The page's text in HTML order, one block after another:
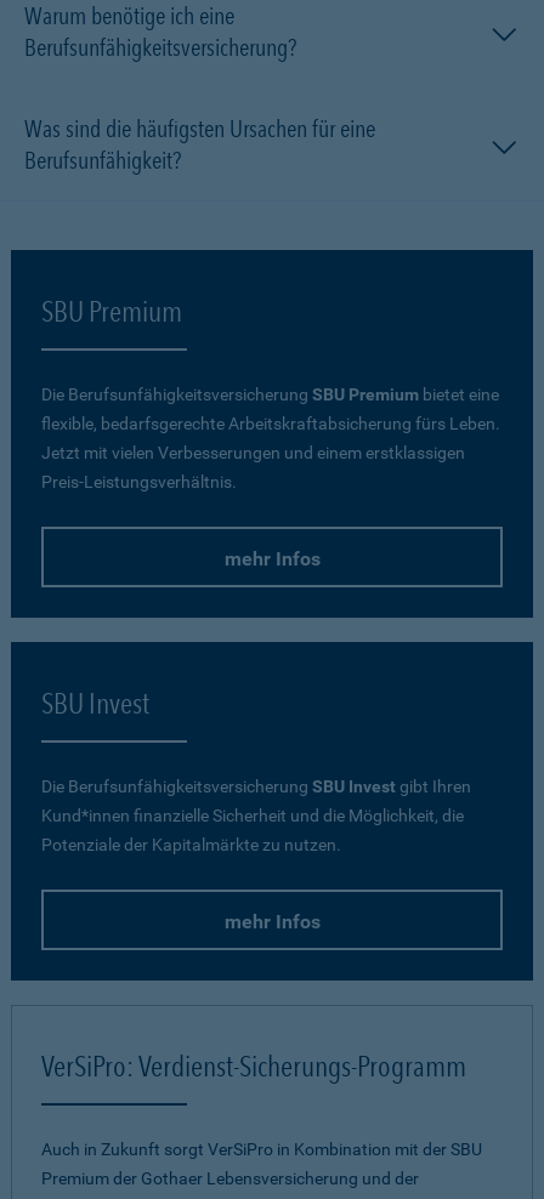
Warum benötige ich eine
Berufsunfähigkeitsversicherung?
Was sind die häufigsten Ursachen für eine
Berufsunfähigkeit?
SBU Premium
Die Berufsunfähigkeitsversicherung SBU Premium bietet eine
flexible, bedarfsgerechte Arbeitskraftabsicherung fürs Leben.
Jetzt mit vielen Verbesserungen und einem erstklassigen
Preis-Leistungsverhältnis.
mehr Infos
SBU Invest
Die Berufsunfähigkeitsversicherung SBU Investgibt Ihren
Kund*innen finanzielle Sicherheit und die Möglichkeit, die
Potenziale der Kapitalmärkte zu nutzen.
mehr Infos
VerSiPro: Verdienst-Sicherungs-Programm
Auch in Zukunft sorgt VerSiPro in Kombination mit der SBU
Premium der Gothaer Lebensversicherung und der